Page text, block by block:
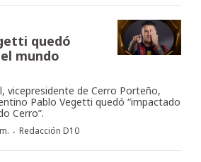
quedó
mundo
vicepresidente de Cerro Porteño,
Pablo Vegetti quedó “impactado
Cerro”.
· Redacción D10